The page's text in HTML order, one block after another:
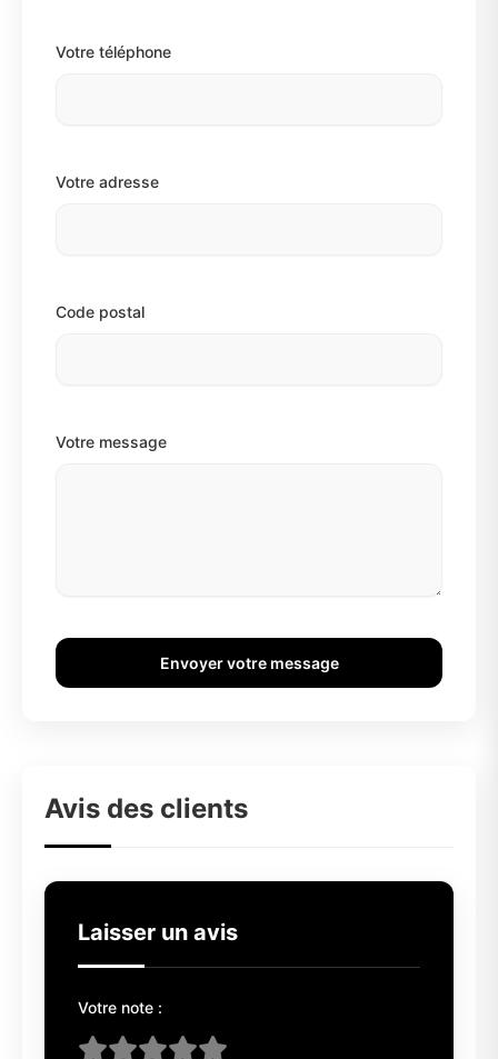
Votre téléphone
Votre adresse
Code postal
Votre message
Envoyer votre message
Avis des clients
Laisser un avis
Votre note :